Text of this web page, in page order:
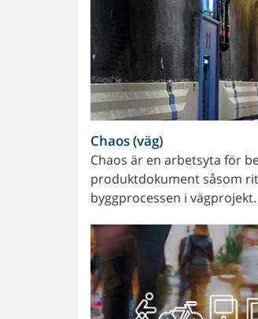
Chaos (väg)
Chaos är en arbetsyta för
produktdokument såsom
byggprocessen i vägprojekt.